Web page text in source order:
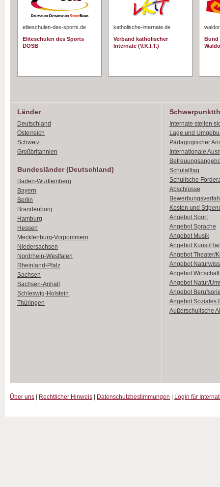
eliteschulen-des-sports.de
Eliteschulen des Sports
DOSB
katholische-internate.de
Verband katholischer
Internate (V.K.I.T.)
Bund
Länder
Deutschland
Österreich
Schweiz
Großbritannien
Bundesländer (Deutschland)
Baden-Württemberg
Bayern
Berlin
Brandenburg
Hamburg
Hessen
Mecklenburg-Vorpommern
Niedersachsen
Nordrhein-Westfalen
Rheinland-Pfalz
Sachsen
Sachsen-Anhalt
Schleswig-Holstein
Thüringen
Internate stellen
Lage und
Pädagogischer
Internationale
Schulalltag
Schulische
Abschlüsse
Kosten und
Angebot Sport
Angebot Sprache
Angebot Musik
Angebot Kunst/
Angebot Theater/
Angebot
Angebot Wirtschaft
Angebot Natur/
Angebot
Angebot Soziales
Außerschulische
Über uns Rechtlicher Hinweis Datenschutzbestimmungen Login für